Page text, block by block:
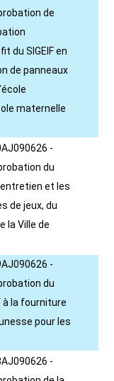
de
du SIGEIF en
de panneaux
maternelle
-
du
et les
de jeux, du
la Ville de
-
du
à la fourniture
pour les
-